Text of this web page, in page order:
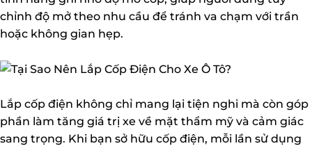
chỉnh độ mở theo nhu cầu để tránh va chạm với trần
hoặc không gian hẹp.
Lắp cốp điện không chỉ mang lại tiện nghi mà còn góp
phần làm tăng giá trị xe về mặt thẩm mỹ và cảm giác
sang trọng. Khi bạn sở hữu cốp điện, mỗi lần sử dụng